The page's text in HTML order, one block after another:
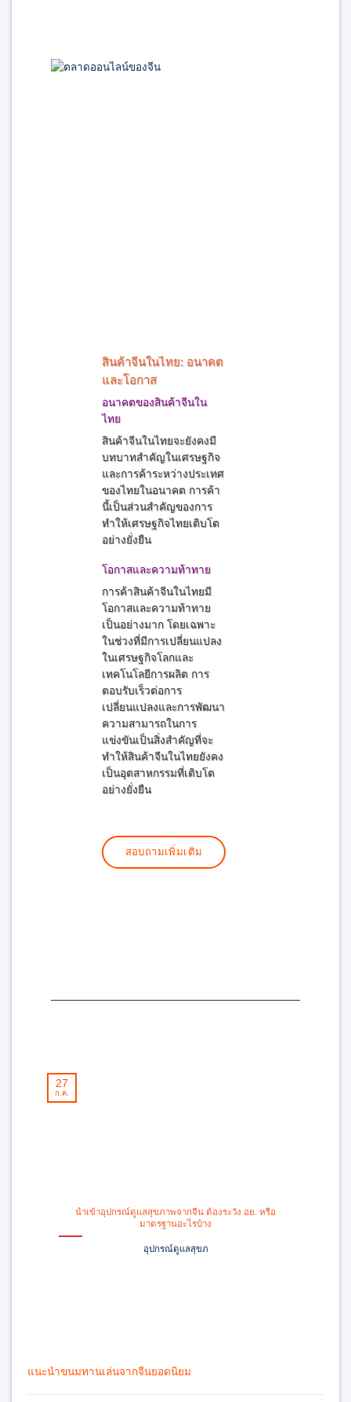
สินค้าจีนในไทย: อนาคต
และโอกาส
อนาคตของสินค้าจีนใน
ไทย
สินค้าจีนในไทยจะยังคงมี
บทบาทสำคัญในเศรษฐกิจ
และการค้าระหว่างประเทศ
ของไทยในอนาคต การค้า
นี้เป็นส่วนสำคัญของการ
ทำให้เศรษฐกิจไทยเติบโต
อย่างยั่งยืน
โอกาสและความท้าทาย
การค้าสินค้าจีนในไทยมี
โอกาสและความท้าทาย
เป็นอย่างมาก โดยเฉพาะ
ในช่วงที่มีการเปลี่ยนแปลง
ในเศรษฐกิจโลกและ
เทคโนโลยีการผลิต การ
ตอบรับเร็วต่อการ
เปลี่ยนแปลงและการพัฒนา
ความสามารถในการ
แข่งขันเป็นสิ่งสำคัญที่จะ
ทำให้สินค้าจีนในไทยยังคง
เป็นอุตสาหกรรมที่เติบโต
อย่างยั่งยืน
สอบถามเพิ่มเติม
นำเข้าอุปกรณ์ดูแลสุขภาพจากจีน ต้องระวัง อย. หรือ
มาตรฐานอะไรบ้าง
อุปกรณ์ดูแลสุขภ
27
ก.ค.
แนะนำขนมทานเล่นจากจีนยอดนิยม